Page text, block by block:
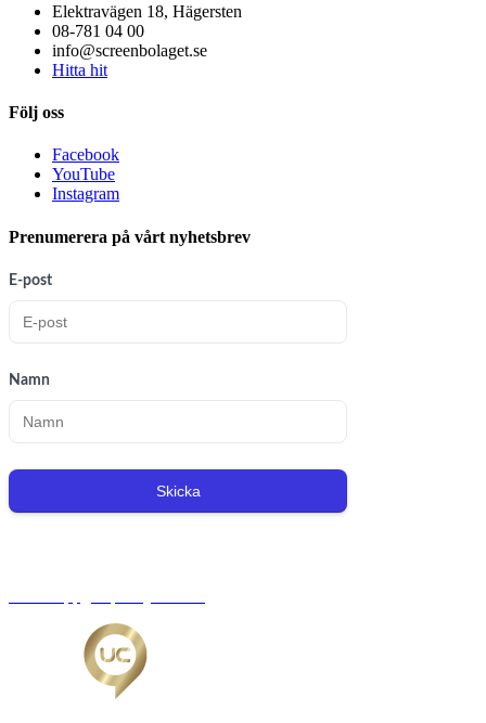
Elektravägen 18, Hägersten
08-781 04 00
info@screenbolaget.se
Hitta hit
Följ oss
Facebook
YouTube
Instagram
Prenumerera på vårt nyhetsbrev
E-post
Namn
Skicka